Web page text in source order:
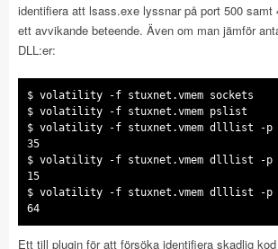
identifiera att lsass.exe lyssnar på port 500
ett avvikande beteende. Även om man jämför
DLL:er:
$ volatility -f stuxnet.vmem sockets
$ volatility -f stuxnet.vmem pslist
$ volatility -f stuxnet.vmem dlllist -p
35
$ volatility -f stuxnet.vmem dlllist -p
15
$ volatility -f stuxnet.vmem dlllist -p
64
Ett till plugin för att försöka identifiera skadlig